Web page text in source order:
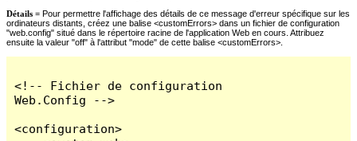
Détails = Pour permettre l'affichage des détails de ce message d'erreur spécifique sur les
ordinateurs distants, créez une balise <customErrors> dans un fichier de configuration
"web.config" situé dans le répertoire racine de l'application Web en cours. Attribuez
ensuite la valeur "off" à l'attribut "mode" de cette balise <customErrors>.
<!-- Fichier de configuration
Web.Config -->
<configuration>